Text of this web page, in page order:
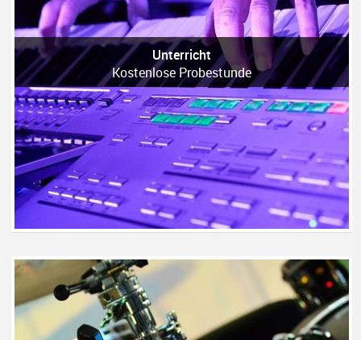
Unterricht
Kostenlose Probestunde